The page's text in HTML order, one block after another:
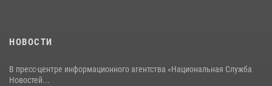
НОВОСТИ
В пресс-центре информационного агентства «Национальная Служба
Новостей...